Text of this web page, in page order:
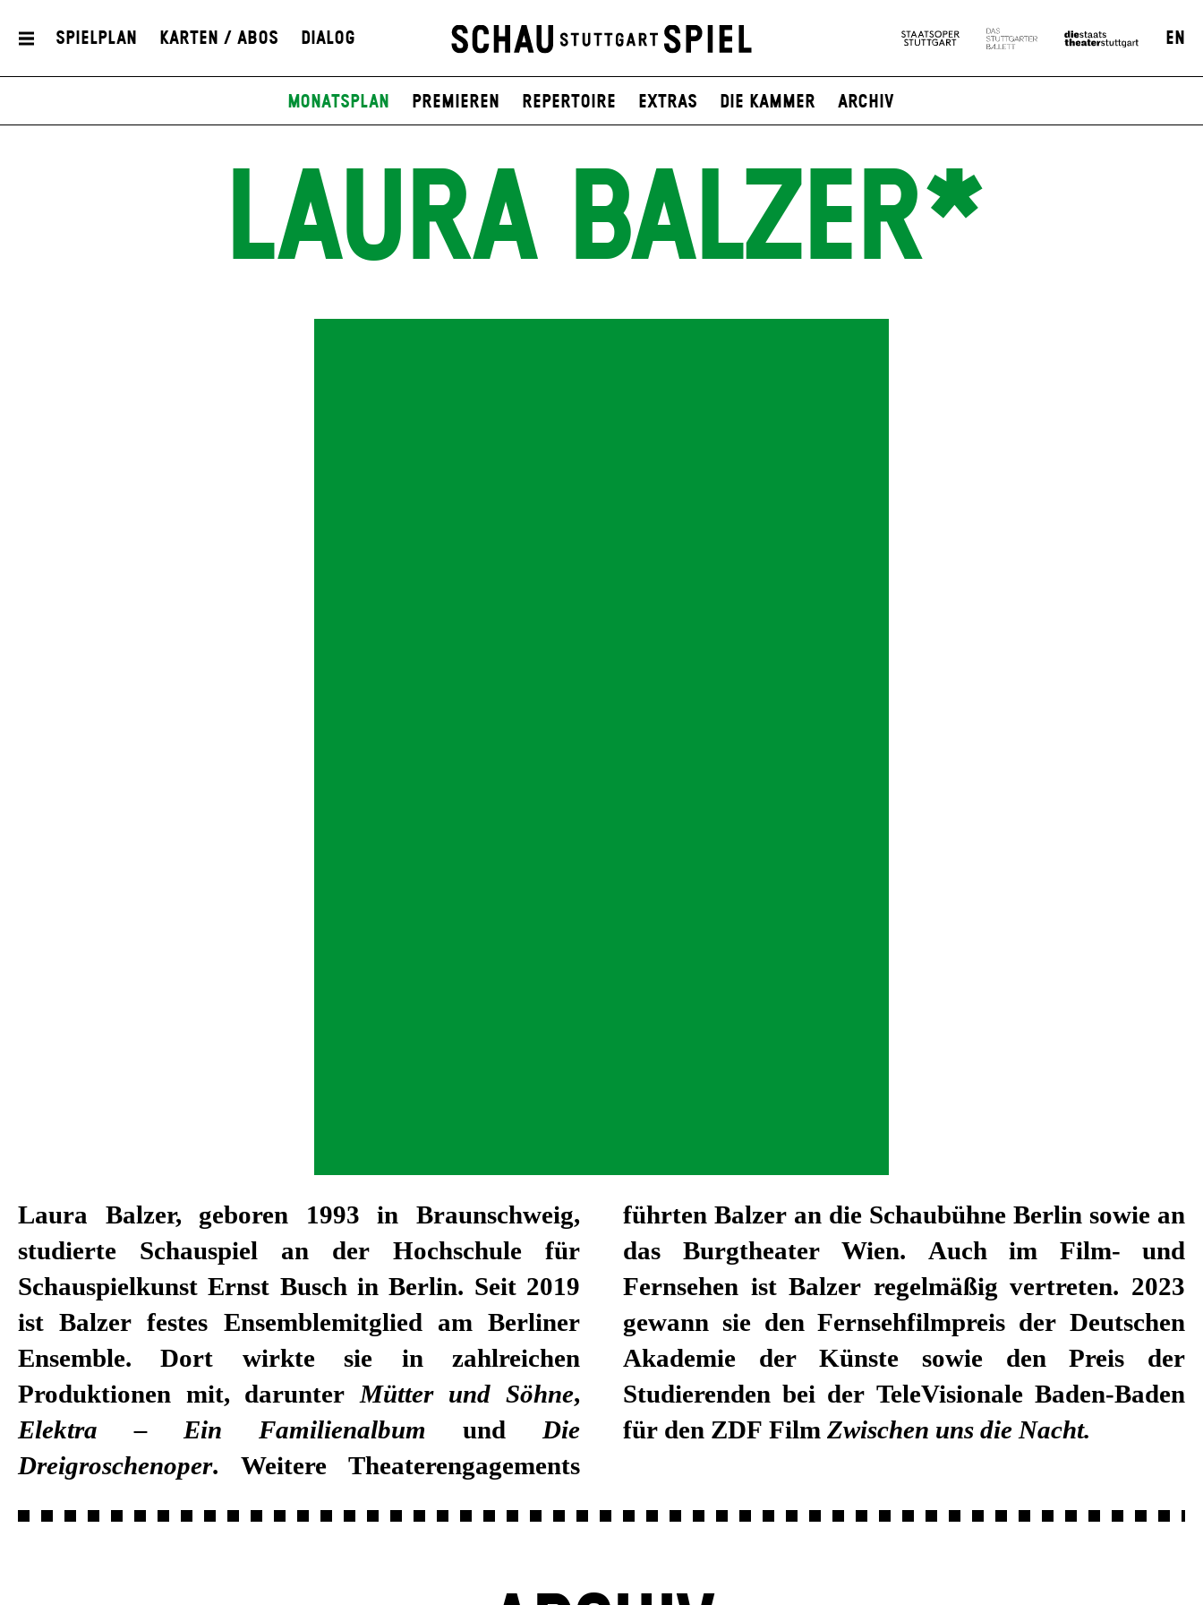
Spielplan Karten / Abos Dialog EN
Monatsplan Premieren Repertoire Extras Die Kammer Archiv
LAURA BALZER*
Laura Balzer, geboren 1993 in Braunschweig,
studierte Schauspiel an der Hochschule für
Schauspielkunst Ernst Busch in Berlin. Seit 2019
ist Balzer festes Ensemblemitglied am Berliner
Ensemble. Dort wirkte sie in zahlreichen
Produktionen mit, darunter Mütter und Söhne,
Elektra – Ein Familienalbum und Die
Dreigroschenoper. Weitere Theaterengagements
führten Balzer an die Schaubühne Berlin sowie an
das Burgtheater Wien. Auch im Film- und
Fernsehen ist Balzer regelmäßig vertreten. 2023
gewann sie den Fernsehfilmpreis der Deutschen
Akademie der Künste sowie den Preis der
Studierenden bei der TeleVisionale Baden-Baden
für den ZDF Film Zwischen uns die Nacht.